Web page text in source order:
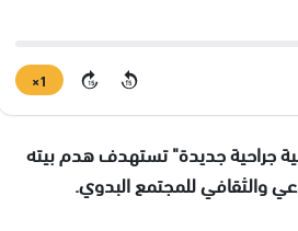
15
15
1×
جراحية جديدة" تستهدف هدم بيته
والثقافي للمجتمع البدوي.